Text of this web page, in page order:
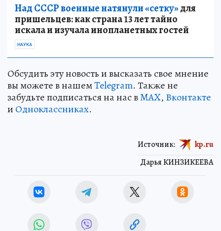
Над СССР военные натянули «сетку»для
пришельцев: как страна 13 лет тайно
искала и изучала инопланетных гостей
НАУКА
Обсудить эту новость и высказать свое мнение
вы можете в нашемTelegram. Также не
забудьте подписаться на нас вMAX, Вконтакте
и Одноклассниках.
Дарья КИНЗИКЕЕВА
Источник: kp.ru